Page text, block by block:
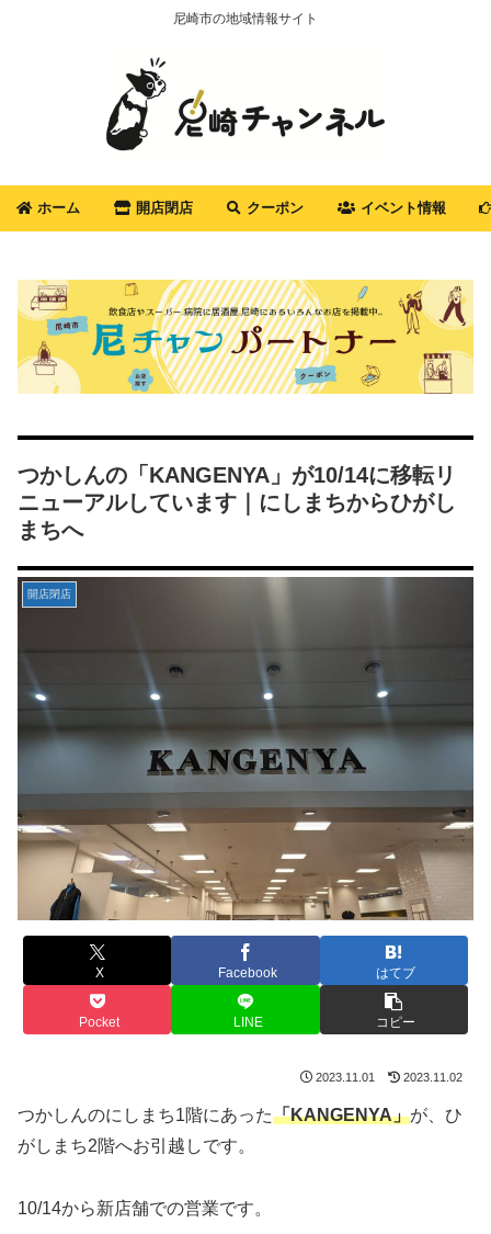
尼崎市の地域情報サイト
ホーム 開店閉店 クーポン イベント情報
つかしんの「KANGENYA」が10/14に移転リ
ニューアルしています｜にしまちからひがし
まちへ
開店閉店
X Facebook はてブ
Pocket LINE コピー
2023.11.01 2023.11.02
つかしんのにしまち1階にあった「KANGENYA」が、ひ
がしまち2階へお引越しです。
10/14から新店舗での営業です。